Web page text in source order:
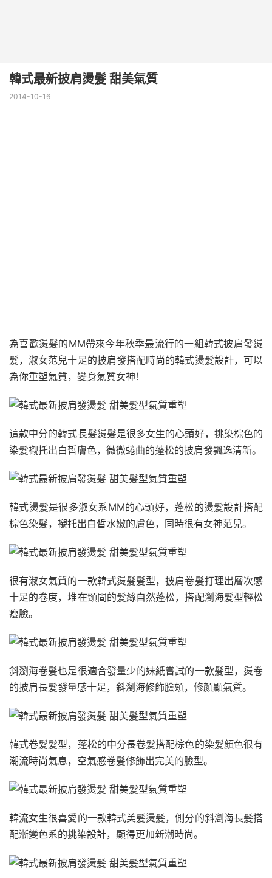
韓式最新披肩燙髮 甜美氣質
2014-10-16
為喜歡燙髮的MM帶來今年秋季最流行的一組韓式披肩發燙
髮，淑女范兒十足的披肩發搭配時尚的韓式燙髮設計，可以
為你重塑氣質，變身氣質女神！
這款中分的韓式長髮燙髮是很多女生的心頭好，挑染棕色的
染髮襯托出白皙膚色，微微蜷曲的蓬松的披肩發飄逸清新。
韓式燙髮是很多淑女系MM的心頭好，蓬松的燙髮設計搭配
棕色染髮，襯托出白皙水嫩的膚色，同時很有女神范兒。
很有淑女氣質的一款韓式燙髮髮型，披肩卷髮打理出層次感
十足的卷度，堆在頸間的髮絲自然蓬松，搭配瀏海髮型輕松
瘦臉。
斜瀏海卷髮也是很適合發量少的妹紙嘗試的一款髮型，燙卷
的披肩長髮發量感十足，斜瀏海修飾臉頰，修顏顯氣質。
韓式卷髮髮型，蓬松的中分長卷髮搭配棕色的染髮顏色很有
潮流時尚氣息，空氣感卷髮修飾出完美的臉型。
韓流女生很喜愛的一款韓式美髮燙髮，側分的斜瀏海長髮搭
配漸變色系的挑染設計，顯得更加新潮時尚。